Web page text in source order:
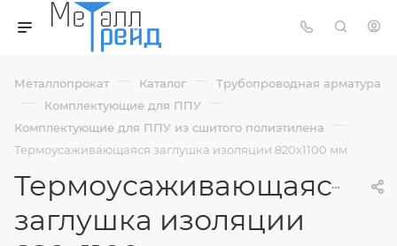
Металлопрокат — Каталог — Трубопроводная арматура
— Комплектующие для ППУ —
Комплектующие для ППУ из сшитого полиэтилена —
Термоусаживающаяся заглушка изоляции 820х1100 мм
Термоусаживающаяся
заглушка изоляции